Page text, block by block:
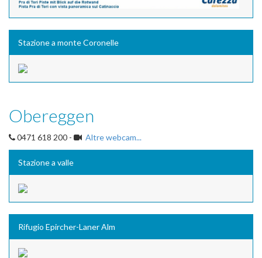
Stazione a monte Coronelle
Obereggen
0471 618 200 - Altre webcam...
Stazione a valle
Rifugio Epircher-Laner Alm